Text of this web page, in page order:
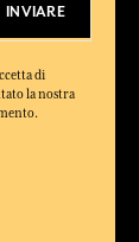
INVIARE
di
la nostra